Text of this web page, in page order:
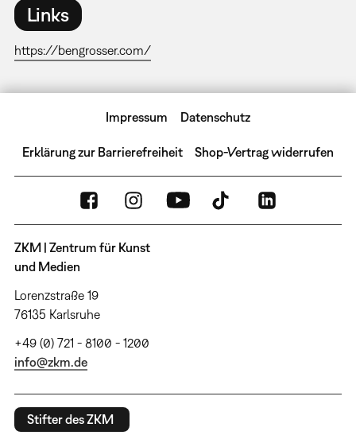
Links
https://bengrosser.com/
Impressum Datenschutz
Erklärung zur Barrierefreiheit Shop-Vertrag widerrufen
ZKM | Zentrum für Kunst
und Medien
Lorenzstraße 19
76135 Karlsruhe
+49 (0) 721 - 8100 - 1200
info@zkm.de
Stifter des ZKM